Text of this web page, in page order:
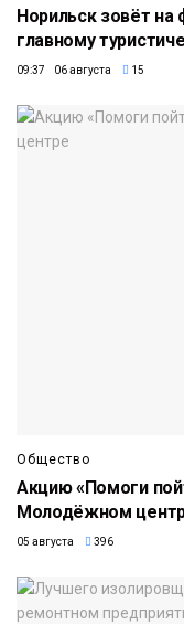
Норильск зовёт
главному
09:37 06 августа 15
Общество
Акцию «Помоги
Молодёжном
05 августа 396